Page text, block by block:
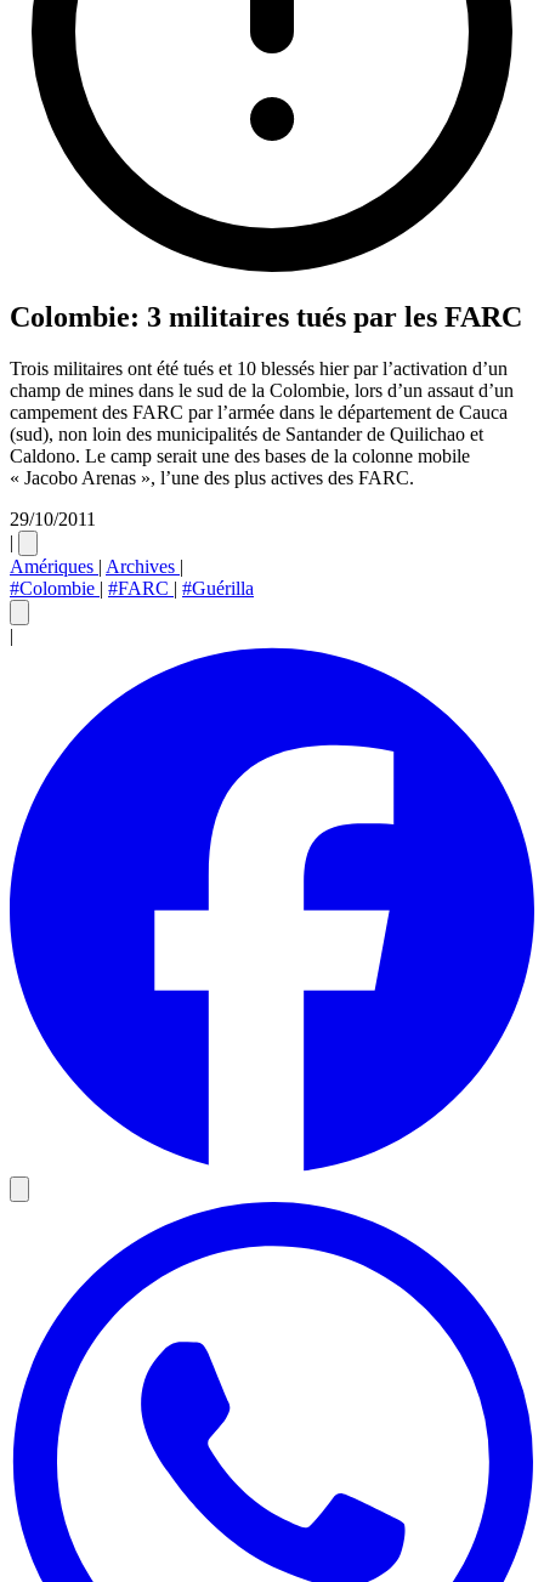
Colombie: 3 militaires tués par les FARC
Trois militaires ont été tués et 10 blessés hier par l’activation d’un
champ de mines dans le sud de la Colombie, lors d’un assaut d’un
campement des FARC par l’armée dans le département de Cauca
(sud), non loin des municipalités de Santander de Quilichao et
Caldono. Le camp serait une des bases de la colonne mobile
« Jacobo Arenas », l’une des plus actives des FARC.
29/10/2011
|
Amériques | Archives |
#Colombie | #FARC | #Guérilla
|